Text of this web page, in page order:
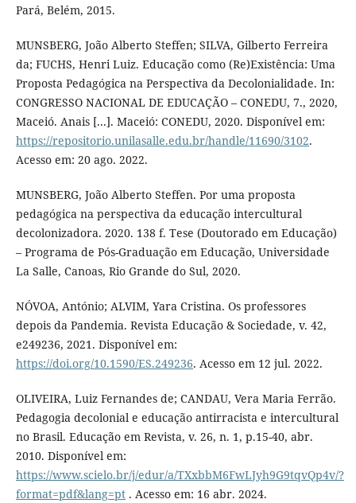
Pará, Belém, 2015.
MUNSBERG, João Alberto Steffen; SILVA, Gilberto Ferreira
da; FUCHS, Henri Luiz. Educação como (Re)Existência: Uma
Proposta Pedagógica na Perspectiva da Decolonialidade. In:
CONGRESSO NACIONAL DE EDUCAÇÃO – CONEDU, 7., 2020,
Maceió. Anais [...]. Maceió: CONEDU, 2020. Disponível em:
https://repositorio.unilasalle.edu.br/handle/11690/3102.
Acesso em: 20 ago. 2022.
MUNSBERG, João Alberto Steffen. Por uma proposta
pedagógica na perspectiva da educação intercultural
decolonizadora. 2020. 138 f. Tese (Doutorado em Educação)
– Programa de Pós-Graduação em Educação, Universidade
La Salle, Canoas, Rio Grande do Sul, 2020.
NÓVOA, António; ALVIM, Yara Cristina. Os professores
depois da Pandemia. Revista Educação & Sociedade, v. 42,
e249236, 2021. Disponível em:
https://doi.org/10.1590/ES.249236. Acesso em 12 jul. 2022.
OLIVEIRA, Luiz Fernandes de; CANDAU, Vera Maria Ferrão.
Pedagogia decolonial e educação antirracista e intercultural
no Brasil. Educação em Revista, v. 26, n. 1, p.15-40, abr.
2010. Disponível em:
https://www.scielo.br/j/edur/a/TXxbbM6FwLJyh9G9tqvQp4v/?
format=pdf&lang=pt. Acesso em: 16 abr. 2024.